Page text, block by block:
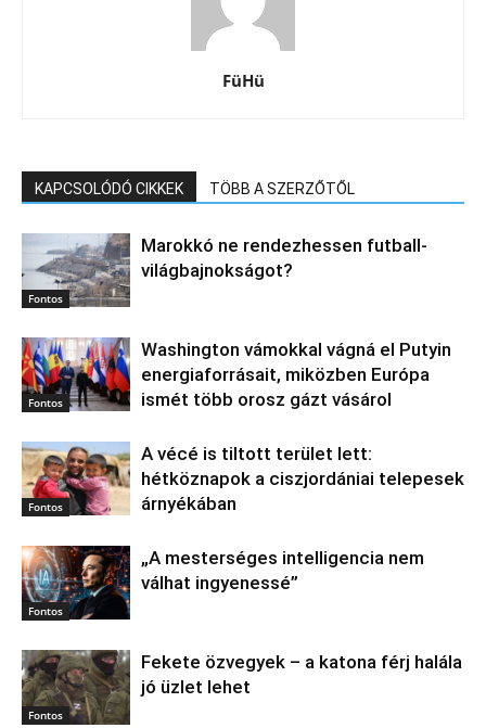
FüHü
KAPCSOLÓDÓ CIKKEK TÖBB A SZERZŐTŐL
Fontos
Marokkó ne rendezhessen futball-
világbajnokságot?
Fontos
Washington vámokkal vágná el Putyin
energiaforrásait, miközben Európa
ismét több orosz gázt vásárol
Fontos
A vécé is tiltott terület lett:
hétköznapok a ciszjordániai telepesek
árnyékában
Fontos
„A mesterséges intelligencia nem
válhat ingyenessé”
Fontos
Fekete özvegyek – a katona férj halála
jó üzlet lehet